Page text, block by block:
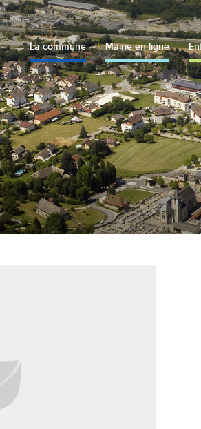
La commune Mairie en ligne